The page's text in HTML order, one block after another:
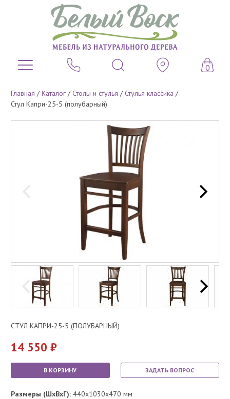
0
Главная /Каталог / Столы и стулья / Стулья классика /
Стул Капри-25-5 (полубарный)
СТУЛ КАПРИ-25-5 (ПОЛУБАРНЫЙ)
14 550
В КОРЗИНУ ЗАДАТЬ ВОПРОС
Размеры (ШхВхГ): 440x1030x470 мм